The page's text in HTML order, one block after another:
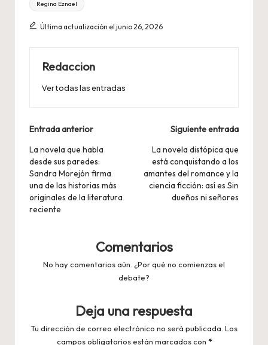
Regina Eznael
Última actualización el junio 26, 2026
Redaccion
Ver todas las entradas
Navegación
de
entradas
Entrada anterior
La novela que habla
desde sus paredes:
Sandra Morejón firma
una de las historias más
originales de la literatura
reciente
Siguiente entrada
La novela distópica que
está conquistando a los
amantes del romance y la
ciencia ficción: así es Sin
dueños ni señores
Comentarios
No hay comentarios aún. ¿Por qué no comienzas el
debate?
Deja una respuesta
Tu dirección de correo electrónico no será publicada. Los
campos obligatorios están marcados con *